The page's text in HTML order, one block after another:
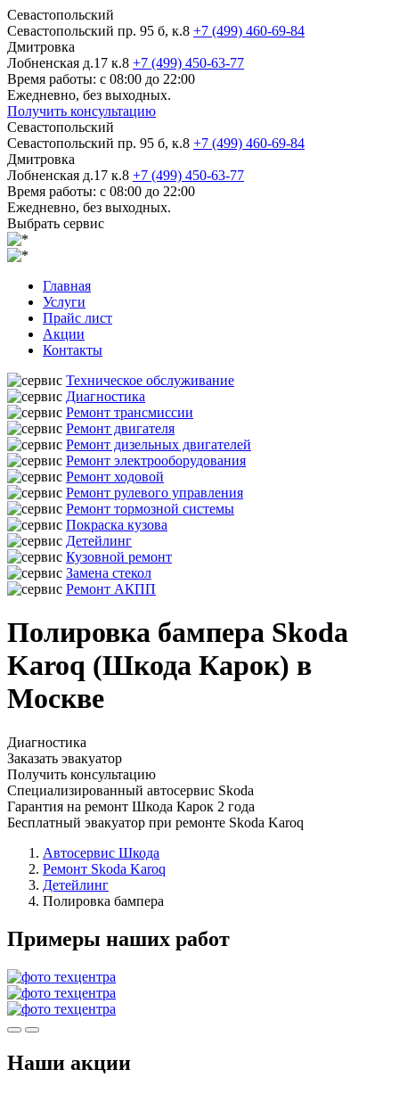
Севастопольский
Севастопольский пр. 95 б, к.8 +7 (499) 460-69-84
Дмитровка
Лобненская д.17 к.8 +7 (499) 450-63-77
Время работы: с 08:00 до 22:00
Ежедневно, без выходных.
Получить консультацию
Севастопольский
Севастопольский пр. 95 б, к.8 +7 (499) 460-69-84
Дмитровка
Лобненская д.17 к.8 +7 (499) 450-63-77
Время работы: с 08:00 до 22:00
Ежедневно, без выходных.
Выбрать сервис
Главная
Услуги
Прайс лист
Акции
Контакты
Техническое обслуживание
Диагностика
Ремонт трансмиссии
Ремонт двигателя
Ремонт дизельных двигателей
Ремонт электрооборудования
Ремонт ходовой
Ремонт рулевого управления
Ремонт тормозной системы
Покраска кузова
Детейлинг
Кузовной ремонт
Замена стекол
Ремонт АКПП
Полировка бампера Skoda
Karoq (Шкода Карок) в
Москве
Диагностика
Заказать эвакуатор
Получить консультацию
Специализированный автосервис Skoda
Гарантия на ремонт Шкода Карок 2 года
Бесплатный эвакуатор при ремонте Skoda Karoq
Автосервис Шкода
Ремонт Skoda Karoq
Детейлинг
Полировка бампера
Примеры наших работ
Наши акции